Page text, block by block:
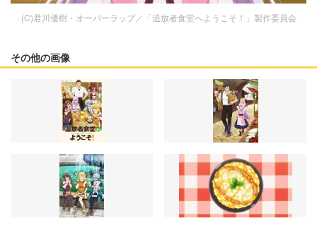
(C)君川優樹・オーバーラップ／「追放者食堂へようこそ！」製作委員会
その他の画像